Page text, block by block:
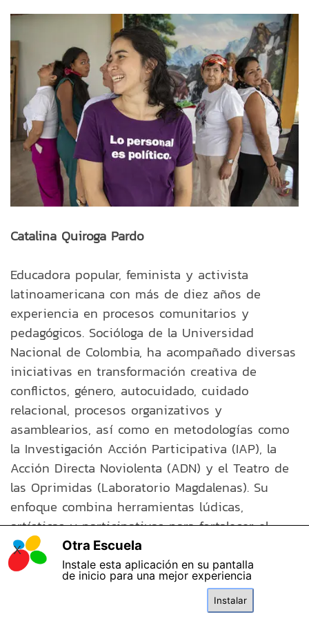
Catalina Quiroga Pardo
Educadora popular, feminista y activista
latinoamericana con más de diez años de
experiencia en procesos comunitarios y
pedagógicos. Socióloga de la Universidad
Nacional de Colombia, ha acompañado diversas
iniciativas en transformación creativa de
conflictos, género, autocuidado, cuidado
relacional, procesos organizativos y
asamblearios, así como en metodologías como
la Investigación Acción Participativa (IAP), la
Acción Directa Noviolenta (ADN) y el Teatro de
las Oprimidas (Laboratorio Magdalenas). Su
enfoque combina herramientas lúdicas,
artísticas y participativas para fortalecer el
tejido social y promover la construcción de paz.
Catalina cree profundamente en lo colectivo, en
que lo personal es político, y en la potencia de
las luchas dignas desde los territorios.
Otra Escuela
Instale esta aplicación en su pantalla
de inicio para una mejor experiencia
Instalar
X